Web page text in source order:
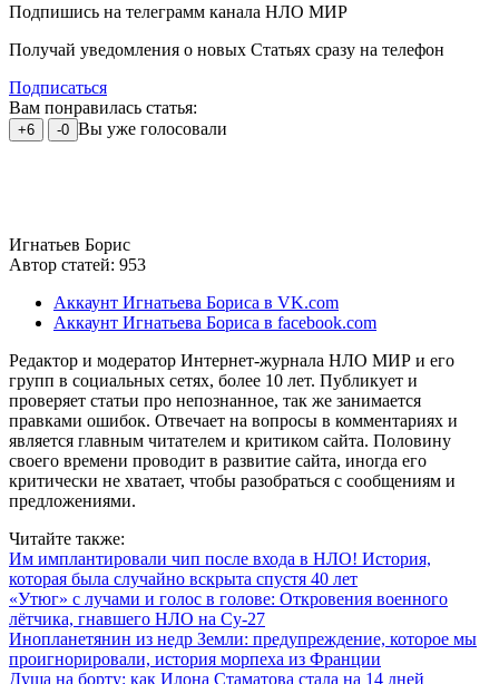
Подпишись на телеграмм канала НЛО МИР
Получай уведомления о новых Статьях сразу на телефон
Подписаться
Вам понравилась статья:
+6 -0 Вы уже голосовали
Игнатьев Борис
Автор статей: 953
Аккаунт Игнатьева Бориса в VK.com
Аккаунт Игнатьева Бориса в facebook.com
Редактор и модератор Интернет-журнала НЛО МИР и его
групп в социальных сетях, более 10 лет. Публикует и
проверяет статьи про непознанное, так же занимается
правками ошибок. Отвечает на вопросы в комментариях и
является главным читателем и критиком сайта. Половину
своего времени проводит в развитие сайта, иногда его
критически не хватает, чтобы разобраться с сообщениям и
предложениями.
Читайте также:
Им имплантировали чип после входа в НЛО! История,
которая была случайно вскрыта спустя 40 лет
«Утюг» с лучами и голос в голове: Откровения военного
лётчика, гнавшего НЛО на Су-27
Инопланетянин из недр Земли: предупреждение, которое мы
проигнорировали, история морпеха из Франции
Душа на борту: как Илона Стаматова стала на 14 дней